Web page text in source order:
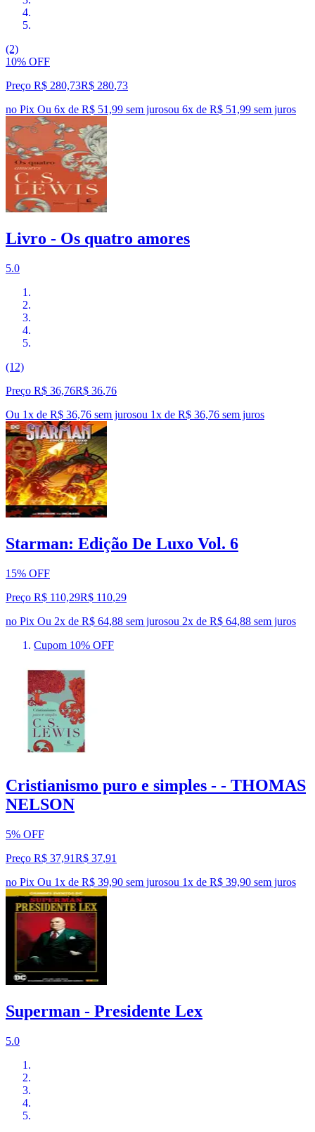
(2)
10% OFF
Preço R$ 280,73R$ 280,73
no Pix Ou 6x de R$ 51,99 sem jurosou 6x de R$ 51,99 sem juros
Livro - Os quatro amores
5.0
(12)
Preço R$ 36,76R$ 36,76
Ou 1x de R$ 36,76 sem jurosou 1x de R$ 36,76 sem juros
Starman: Edição De Luxo Vol. 6
15% OFF
Preço R$ 110,29R$ 110,29
no Pix Ou 2x de R$ 64,88 sem jurosou 2x de R$ 64,88 sem juros
Cupom 10% OFF
Cristianismo puro e simples - - THOMAS
NELSON
5% OFF
Preço R$ 37,91R$ 37,91
no Pix Ou 1x de R$ 39,90 sem jurosou 1x de R$ 39,90 sem juros
Superman - Presidente Lex
5.0